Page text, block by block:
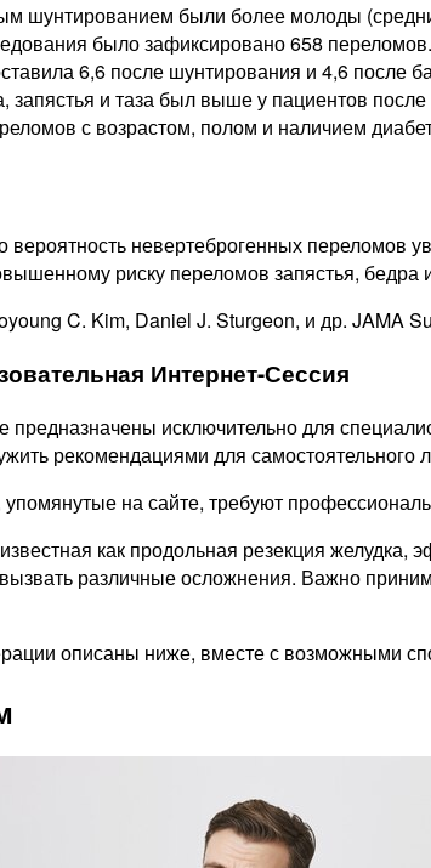
шунтированием были более молоды
было зафиксировано 658 переломов.
6,6 после шунтирования и 4,6 после
запястья и таза был выше у пациентов
с возрастом, полом и наличием
вероятность невертеброгенных
риску переломов запястья, бедра
C. Kim, Daniel J. Sturgeon, и др. JAMA
Интернет-Сессия
исключительно для
рекомендациями для самостоятельного
на сайте, требуют
как продольная резекция
различные осложнения. Важно
описаны ниже, вместе с возможными